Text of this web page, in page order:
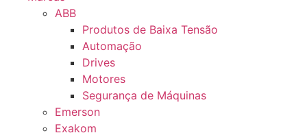
ABB
Produtos de Baixa Tensão
Automação
Drives
Motores
Segurança de Máquinas
Emerson
Exakom